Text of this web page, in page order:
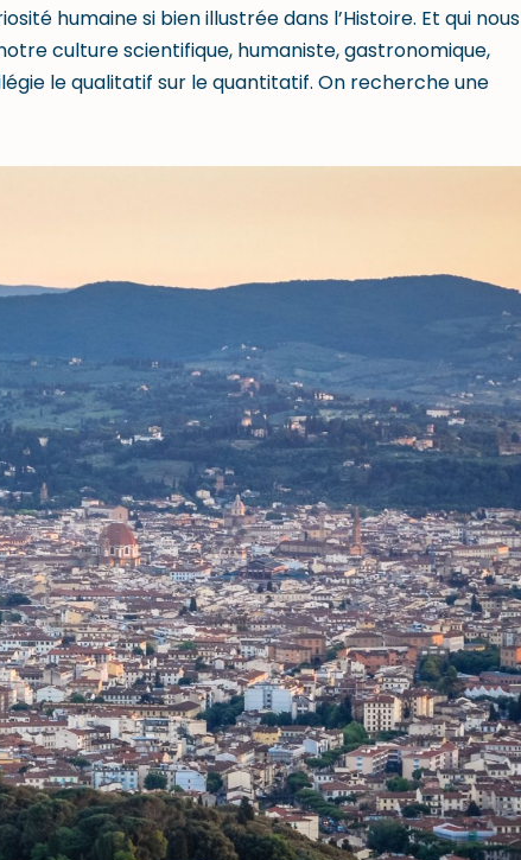
humaine si bien illustrée dans l’Histoire. Et qui
culture scientifique, humaniste, gastronomique,
le qualitatif sur le quantitatif. On recherche une